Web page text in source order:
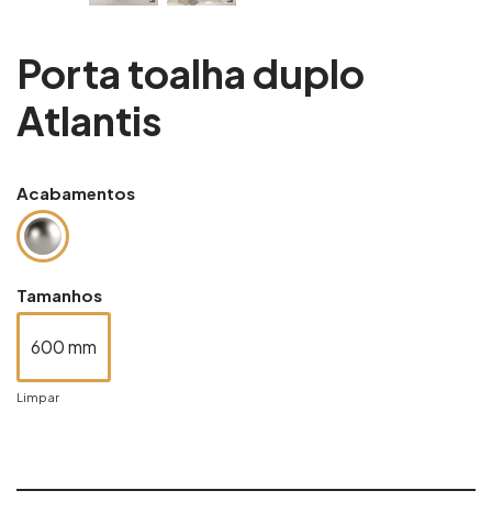
Porta toalha duplo
Atlantis
Acabamentos
Tamanhos
600 mm
Limpar